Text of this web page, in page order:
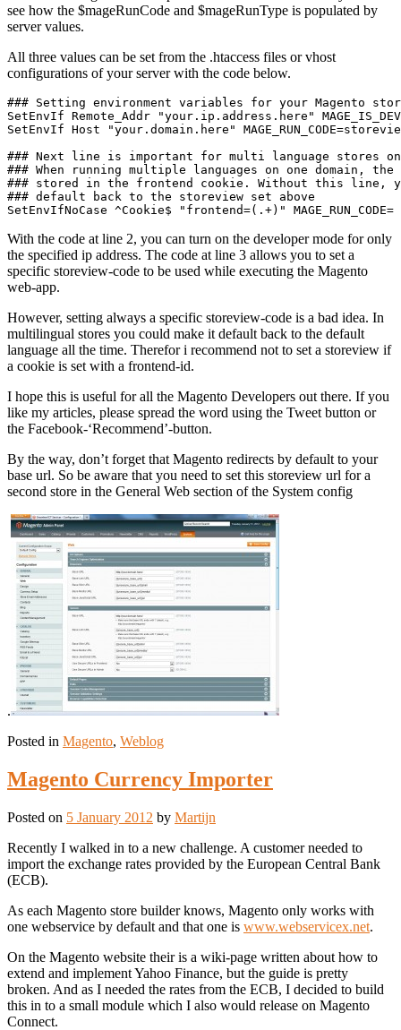
see how the $mageRunCode and $mageRunType is populated by
server values.
All three values can be set from the .htaccess files or vhost
configurations of your server with the code below.
### Setting environment variables for your Magento
SetEnvIf Remote_Addr "your.ip.address.here"
SetEnvIf Host "your.domain.here"
### Next line is important for multi language stores on
### When running multiple languages on one domain,
### stored in the frontend cookie. Without this line,
### default back to the storeview set above
SetEnvIfNoCase ^Cookie$ "frontend=(.+)" MAGE_RUN_CODE=
With the code at line 2, you can turn on the developer mode for only
the specified ip address. The code at line 3 allows you to set a
specific storeview-code to be used while executing the Magento
web-app.
However, setting always a specific storeview-code is a bad idea. In
multilingual stores you could make it default back to the default
language all the time. Therefor i recommend not to set a storeview if
a cookie is set with a frontend-id.
I hope this is useful for all the Magento Developers out there. If you
like my articles, please spread the word using the Tweet button or
the Facebook-‘Recommend’-button.
By the way, don’t forget that Magento redirects by default to your
base url. So be aware that you need to set this storeview url for a
second store in the General Web section of the System config
.
Posted in Magento, Weblog
Magento Currency Importer
Posted on 5 January 2012 by Martijn
Recently I walked in to a new challenge. A customer needed to
import the exchange rates provided by the European Central Bank
(ECB).
As each Magento store builder knows, Magento only works with
one webservice by default and that one is www.webservicex.net.
On the Magento website their is a wiki-page written about how to
extend and implement Yahoo Finance, but the guide is pretty
broken. And as I needed the rates from the ECB, I decided to build
this in to a small module which I also would release on Magento
Connect.